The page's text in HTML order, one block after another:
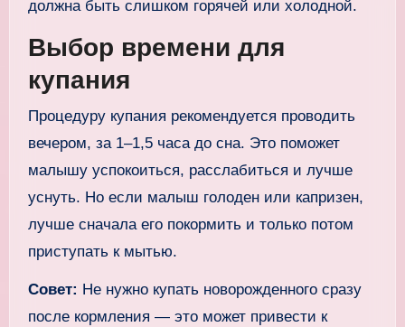
должна быть слишком горячей или холодной.
Выбор времени для
купания
Процедуру купания рекомендуется проводить
вечером, за 1–1,5 часа до сна. Это поможет
малышу успокоиться, расслабиться и лучше
уснуть. Но если малыш голоден или капризен,
лучше сначала его покормить и только потом
приступать к мытью.
Совет: Не нужно купать новорожденного сразу
после кормления — это может привести к